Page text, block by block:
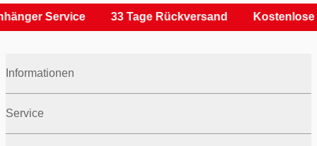
Service 33 Tage Rückversand Kostenlose
Informationen
Service